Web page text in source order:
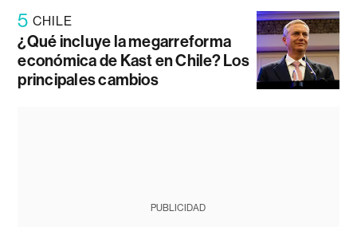
5 CHILE
¿Qué incluye la megarreforma
económica de Kast en Chile? Los
principales cambios
PUBLICIDAD